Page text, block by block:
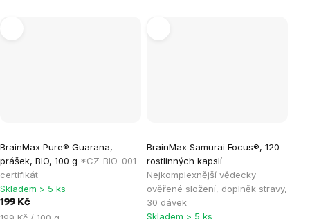
BrainMax Pure® Guarana,
prášek, BIO, 100 g *CZ-BIO-001
certifikát
Skladem > 5 ks
199 Kč
BrainMax Samurai Focus®, 120
rostlinných kapslí
Nejkomplexnější vědecky
ověřené složení, doplněk stravy,
30 dávek
Skladem > 5 ks